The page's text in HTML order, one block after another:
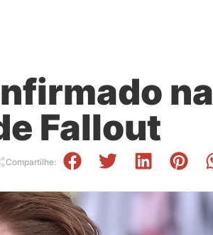
na
Fallout
Compartilhe: